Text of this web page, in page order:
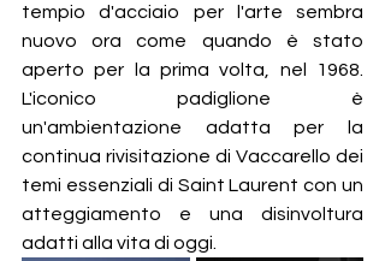
tempio d'acciaio per l'arte sembra
nuovo ora come quando è stato
aperto per la prima volta, nel 1968.
L'iconico padiglione è
un'ambientazione adatta per la
continua rivisitazione di Vaccarello dei
temi essenziali di Saint Laurent con un
atteggiamento e una disinvoltura
adatti alla vita di oggi.